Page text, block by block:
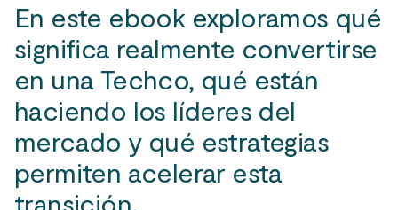
En este ebook exploramos qué
significa realmente convertirse
en una Techco, qué están
haciendo los líderes del
mercado y qué estrategias
permiten acelerar esta
transición.